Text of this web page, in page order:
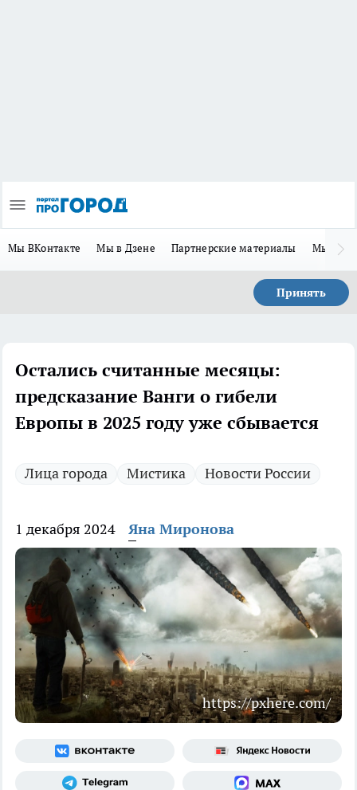
Мы ВКонтакте Мы в Дзене Партнерские материалы Мы в
Принять
Остались считанные месяцы:
предсказание Ванги о гибели
Европы в 2025 году уже сбывается
Лица города Мистика Новости России
1 декабря 2024 Яна Миронова
https://pxhere.com/